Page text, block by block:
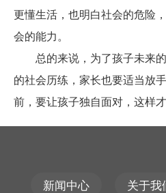
更懂生活，也明白社会的危险
会的能力。
总的来说，为了孩子未来的
的社会历练，家长也要适当放
前，要让孩子独自面对，这样
新闻中心 关于我